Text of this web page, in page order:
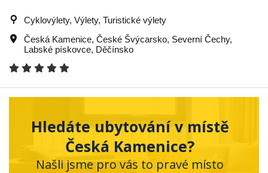
Cyklovýlety, Výlety, Turistické výlety
Česká Kamenice, České Švýcarsko, Severní Čechy,
Labské pískovce, Děčínsko
Hledáte ubytování v místě
Česká Kamenice?
Našli jsme pro vás to pravé místo